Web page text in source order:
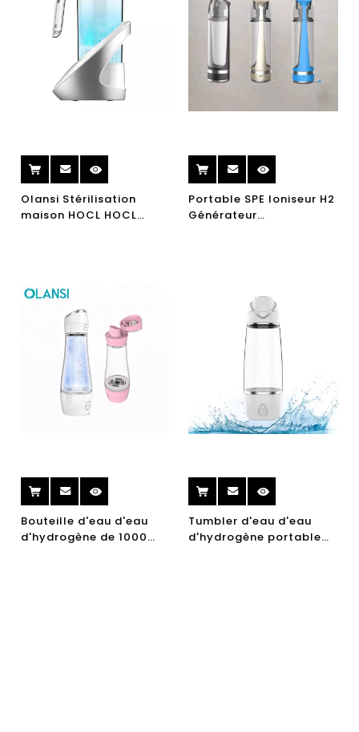
Olansi Stérilisation
maison HOCL HOCL
Portable SPE Ioniseur H2
Générateur
Bouteille d'eau d'eau
d'hydrogène de 1000
Tumbler d'eau d'eau
d'hydrogène portable